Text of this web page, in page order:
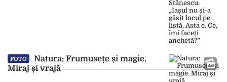
FOTO
Natura: Frumusețe și magie.
Miraj și vrajă